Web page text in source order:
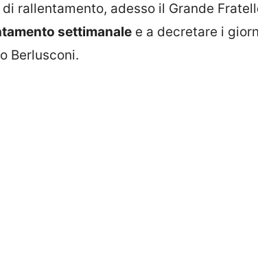
rallentamento, adesso il Grande
settimanale e a decretare i
Berlusconi.